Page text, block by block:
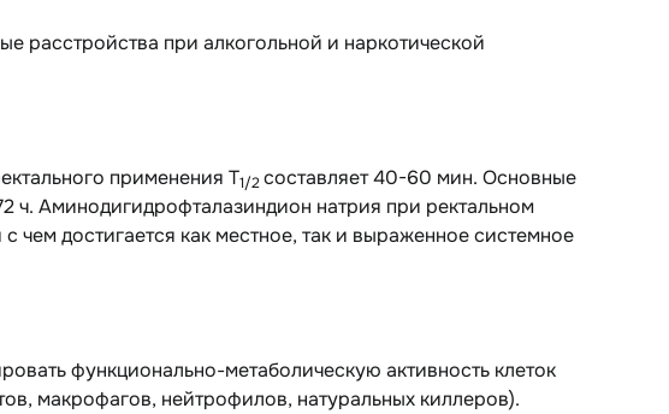
расстройства при алкогольной и наркотической
применения T1/2составляет 40-60 мин. Основные
ч. Аминодигидрофталазиндион натрия при ректальном
чем достигается как местное, так и выраженное системное
функционально-метаболическую активность клеток
макрофагов, нейтрофилов, натуральных киллеров).